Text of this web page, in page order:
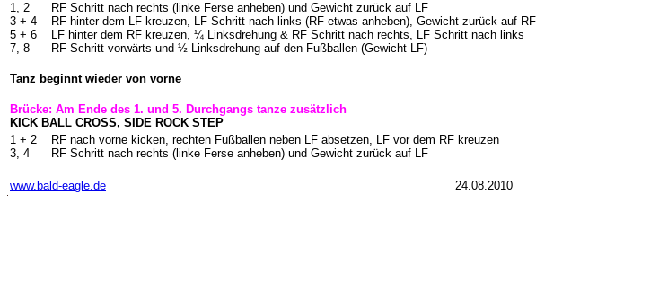
1, 2
3 + 4
5 + 6
7, 8
RF Schritt nach rechts (linke Ferse anheben) und Gewicht zurück auf LF
RF hinter dem LF kreuzen, LF Schritt nach links (RF etwas anheben), Gewicht zurück auf RF
LF hinter dem RF kreuzen, ¼ Linksdrehung & RF Schritt nach rechts, LF Schritt nach links
RF Schritt vorwärts und ½ Linksdrehung auf den Fußballen (Gewicht LF)
Tanz beginnt wieder von vorne
Brücke: Am Ende des 1. und 5. Durchgangs tanze zusätzlich
KICK BALL CROSS, SIDE ROCK STEP
1 + 2
3, 4
RF nach vorne kicken, rechten Fußballen neben LF absetzen, LF vor dem RF kreuzen
RF Schritt nach rechts (linke Ferse anheben) und Gewicht zurück auf LF
www.bald-eagle.de 24.08.2010